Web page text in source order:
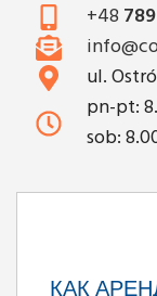
+48
ul.
pn-pt:
sob: